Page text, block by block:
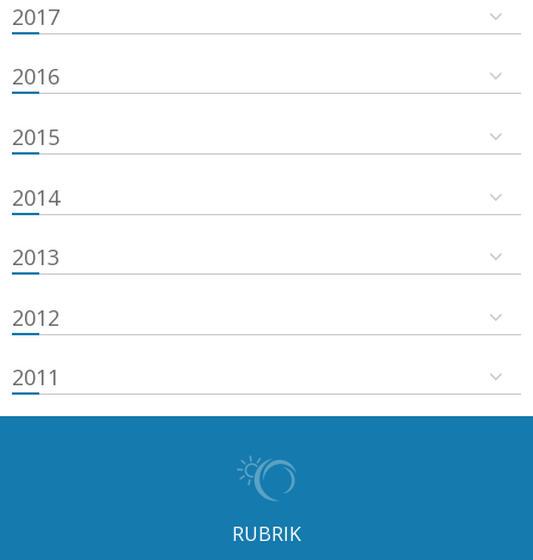
2017
2016
2015
2014
2013
2012
2011
RUBRIK